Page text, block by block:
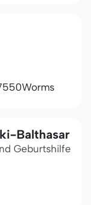
Worms
Balthasar
Geburtshilfe